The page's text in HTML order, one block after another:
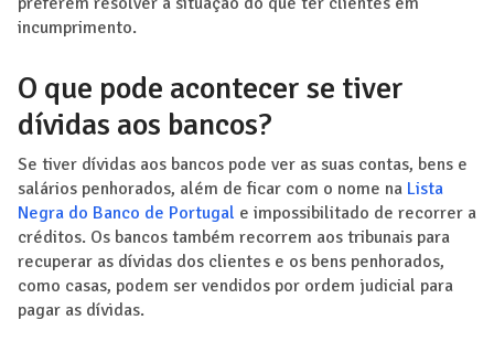
incumprimento.
O que pode acontecer se tiver
dívidas aos bancos?
Se tiver dívidas aos bancos pode ver as suas contas, bens e
salários penhorados, além de ficar com o nome na Lista
Negra do Banco de Portugal e impossibilitado de recorrer a
créditos. Os bancos também recorrem aos tribunais para
recuperar as dívidas dos clientes e os bens penhorados,
como casas, podem ser vendidos por ordem judicial para
pagar as dívidas.